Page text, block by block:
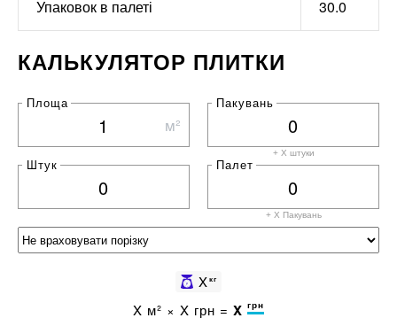
Упаковок в палеті 30.0
КАЛЬКУЛЯТОР ПЛИТКИ
Площа
м²
Пакувань
+ X штуки
Штук Палет
+ X Пакувань
Xкг
X м² × X грн = X грн